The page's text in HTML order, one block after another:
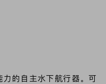
的自主水下航行器。可